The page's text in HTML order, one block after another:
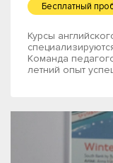
Бесплатный
Курсы
Команда
летний опыт